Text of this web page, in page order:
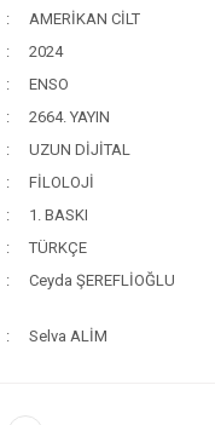
AMERİKAN CİLT
2024
ENSO
2664. YAYIN
UZUN DİJİTAL
FİLOLOJİ
1. BASKI
TÜRKÇE
Ceyda ŞEREFLİOĞLU
Selva ALİM